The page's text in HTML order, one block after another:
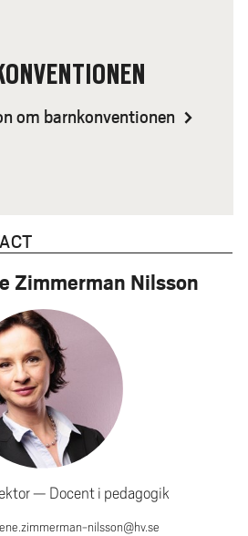
om barnkonventionen
Zimmerman Nilsson
Docent i pedagogik
nilsson@hv.se